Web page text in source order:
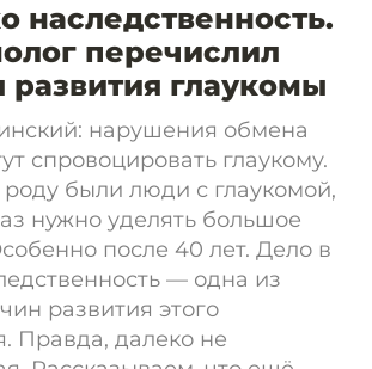
наследственность.
перечислил
глаукомы
нарушения обмена
спровоцировать глаукому.
роду были люди с глаукомой,
нужно уделять большое
после 40 лет. Дело в
— одна из
развития этого
Правда, далеко не